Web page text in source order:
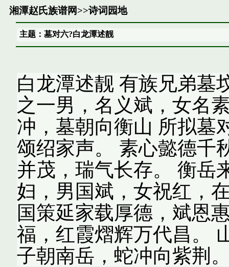
湘潭赵氏族谱网>>诗词园地
主题：墓对六?白龙潭述靓
白龙潭述靓 有族兄弟墓
之一男，名义斌，女名
冲，墓朝向衡山 所拟墓
颂绍家声。 素心懿德千
并茂，瑞气长存。 衡岳
妇，男国斌，女祝红，
国策延家载厚德，斌恩
福，红霞熠辉万代昌。
子朝南岳，蛇冲向紫荆